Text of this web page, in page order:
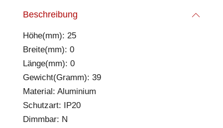
Beschreibung
Höhe(mm): 25
Breite(mm): 0
Länge(mm): 0
Gewicht(Gramm): 39
Material: Aluminium
Schutzart: IP20
Dimmbar: N